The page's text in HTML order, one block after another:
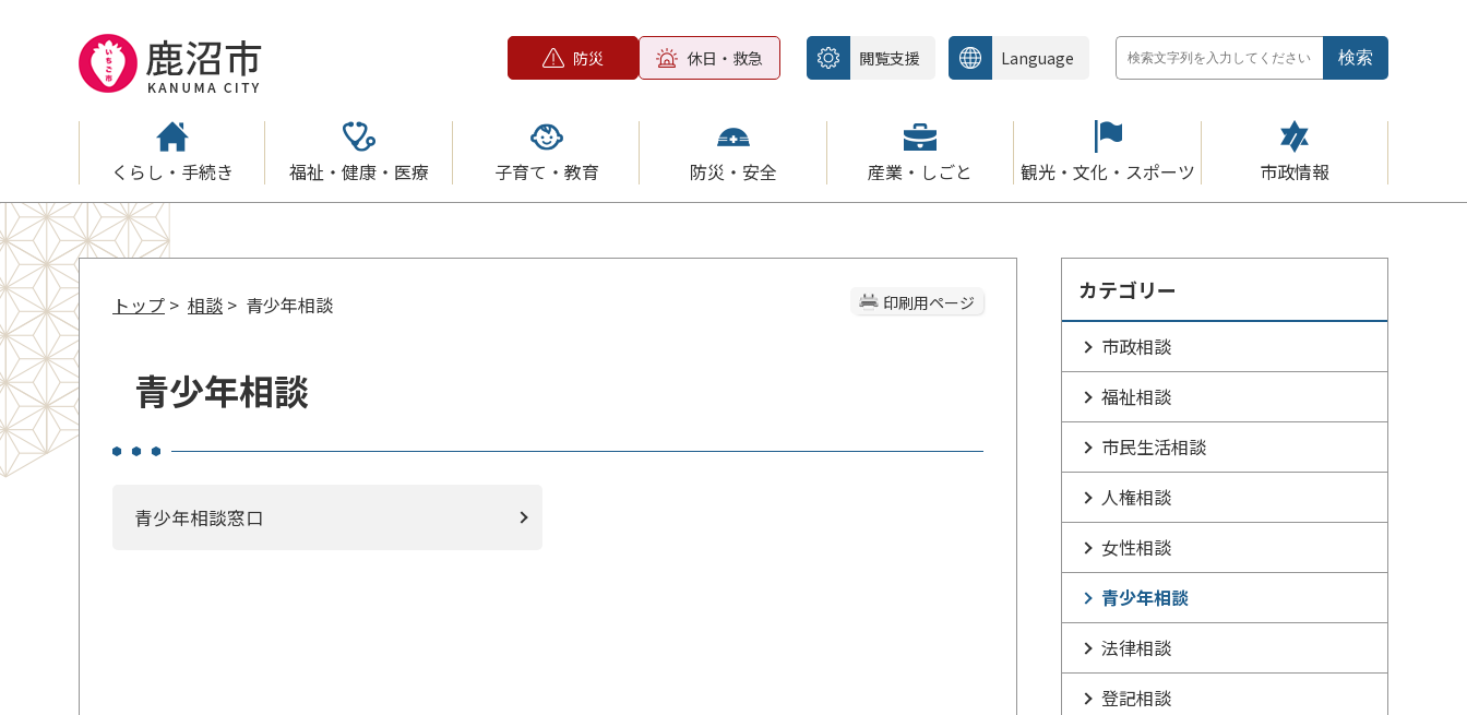
防災 休日・救急 閲覧支援 Language
くらし・手続き 福祉・健康・医療 子育て・教育 防災・安全 産業・しごと 観光・文化・スポーツ 市政情報
印刷用ページ
トップ > 相談 > 青少年相談
青少年相談
青少年相談窓口
カテゴリー
市政相談
福祉相談
市民生活相談
人権相談
女性相談
青少年相談
法律相談
登記相談